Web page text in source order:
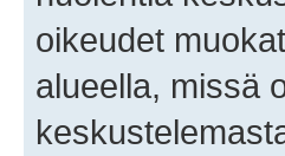
oikeudet
alueella, missä